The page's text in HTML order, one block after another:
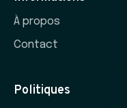
À propos
Contact
Politiques